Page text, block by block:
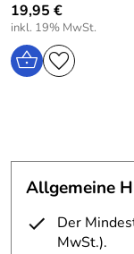
19,95 €
inkl. 19% MwSt.
Allgemeine
Der
MwSt.).